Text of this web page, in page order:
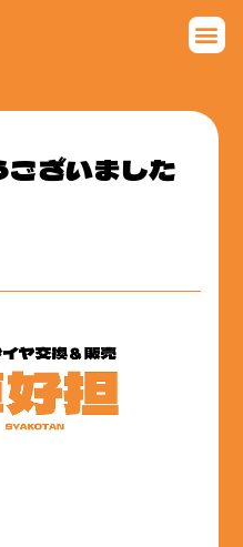
ざいました